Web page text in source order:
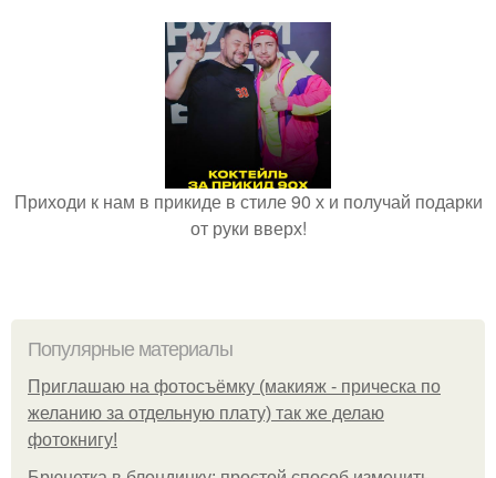
Приходи к нам в прикиде в стиле 90 х и получай подарки
от руки вверх!
Популярные материалы
Приглашаю на фотосъёмку (макияж - прическа по
желанию за отдельную плату) так же делаю
фотокнигу!